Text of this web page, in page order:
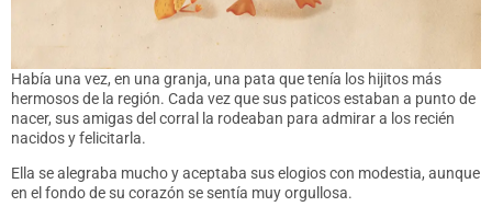
Había una vez, en una granja, una pata que tenía los hijitos más
hermosos de la región. Cada vez que sus paticos estaban a punto de
nacer, sus amigas del corral la rodeaban para admirar a los recién
nacidos y felicitarla.
Ella se alegraba mucho y aceptaba sus elogios con modestia, aunque
en el fondo de su corazón se sentía muy orgullosa.